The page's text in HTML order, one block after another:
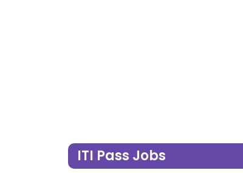
ITI Pass Jobs